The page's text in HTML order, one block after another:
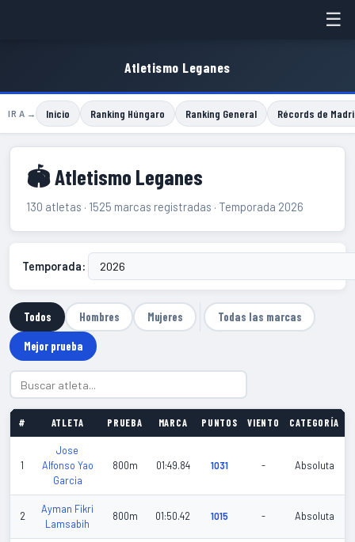
☰
Atletismo Leganes
IR A → Inicio Ranking Húngaro Ranking General Récords de
🏟 Atletismo Leganes
130 atletas · 1525 marcas registradas · Temporada 2026
Temporada:
Todos Hombres Mujeres Todas las marcas
Mejor prueba
# ATLETA PRUEBA MARCA PUNTOS VIENTO CATEGORÍA
1
Jose
Alfonso Yao
Garcia
800m 01:49.84 1031 - Absoluta
2
Ayman Fikri
Lamsabih
800m 01:50.42 1015 - Absoluta